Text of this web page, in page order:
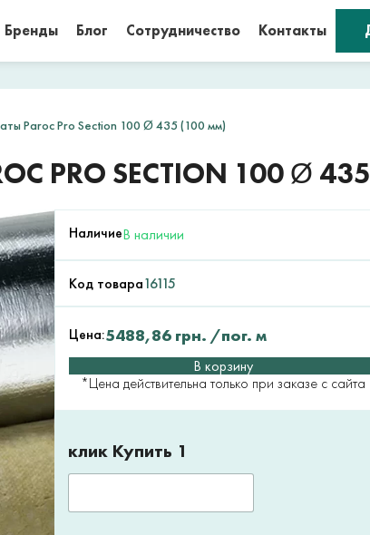
Бренды Блог Сотрудничество Контакты
Paroc Pro Section 100 Ø 435 (100 мм)
PRO SECTION 100 Ø
НаличиеВ наличии
Код товара16115
Цена:5488,86 грн. /пог. м
В корзину
*Цена действительна только при заказе с сайта
клик Купить 1